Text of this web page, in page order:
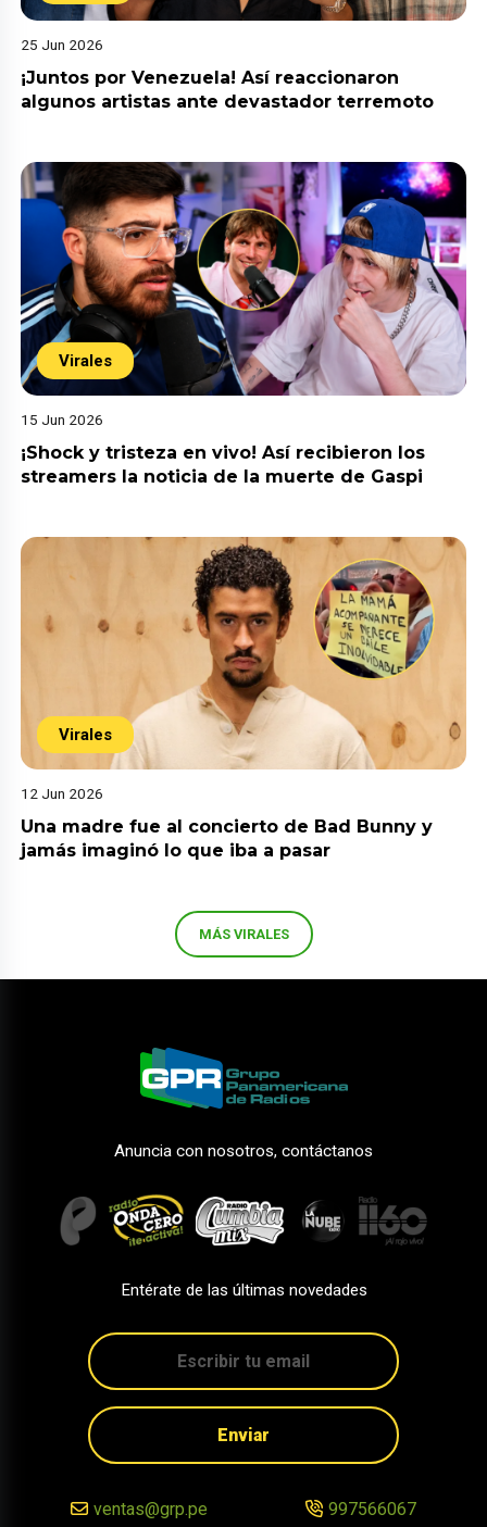
25 Jun 2026
¡Juntos por Venezuela! Así reaccionaron
algunos artistas ante devastador terremoto
Virales
15 Jun 2026
¡Shock y tristeza en vivo! Así recibieron los
streamers la noticia de la muerte de Gaspi
Virales
12 Jun 2026
Una madre fue al concierto de Bad Bunny y
jamás imaginó lo que iba a pasar
MÁS VIRALES
Anuncia con nosotros, contáctanos
Entérate de las últimas novedades
Enviar
ventas@grp.pe 997566067